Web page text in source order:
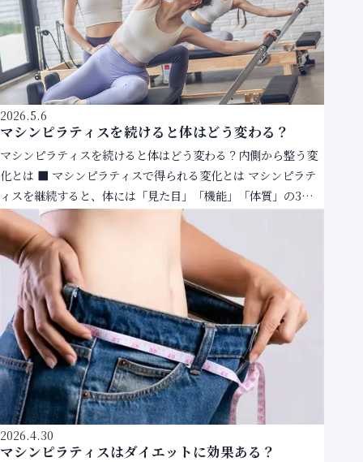
2026.5.6
マシンピラティスを続けると体はどう変わる？
マシンピラティスを続けると体はどう変わる？内側から整う変
化とは ■ マシンピラティスで得られる変化とは マシンピラテ
ィスを継続すると、体には「見た目」「機能」「体質」の3つの
面で変化が現れてきます。激しい運動ではないため […]
2026.4.30
マシンピラティスはダイエットに効果ある？